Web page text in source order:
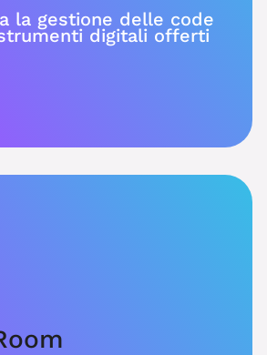
la gestione delle code
digitali offerti